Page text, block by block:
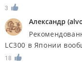
3
Александр (
LC300 в Японии
18